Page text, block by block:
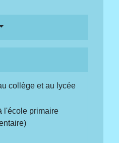
collège et au lycée
l'école primaire